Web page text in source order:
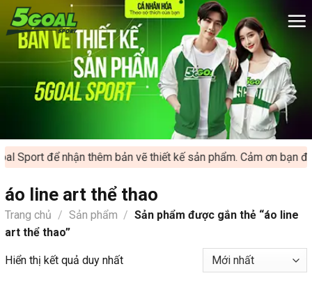
Chuyển
đến
dung
để nhận thêm bản vẽ thiết kế sản phẩm. Cảm ơn bạn đã
áo line art thể thao
Trang chủ / Sản phẩm / Sản phẩm được gắn thẻ “áo line
art thể thao”
Hiển thị kết quả duy nhất